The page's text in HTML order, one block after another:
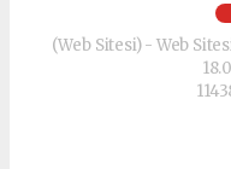
(Web Sitesi) - Web